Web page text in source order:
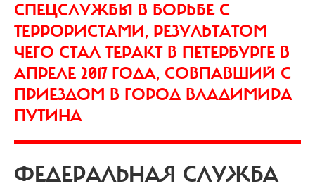
СПЕЦСЛУЖБЫ В БОРЬБЕ С
ТЕРРОРИСТАМИ, РЕЗУЛЬТАТОМ
ЧЕГО СТАЛ ТЕРАКТ В ПЕТЕРБУРГЕ В
АПРЕЛЕ 2017 ГОДА, СОВПАВШИЙ С
ПРИЕЗДОМ В ГОРОД ВЛАДИМИРА
ПУТИНА
ФЕДЕРАЛЬНАЯ СЛУЖБА